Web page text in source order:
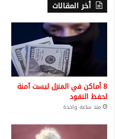
أخر المقالات
8 أماكن في المنزل ليست آمنة
لحفظ النقود
منذ ساعة واحدة